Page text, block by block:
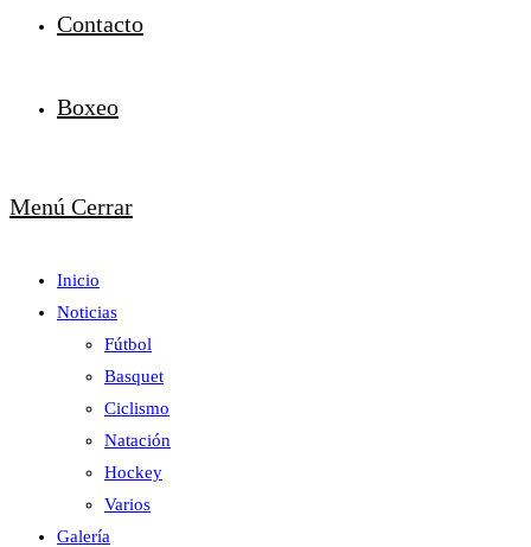
Contacto
Boxeo
Menú Cerrar
Inicio
Noticias
Fútbol
Basquet
Ciclismo
Natación
Hockey
Varios
Galería